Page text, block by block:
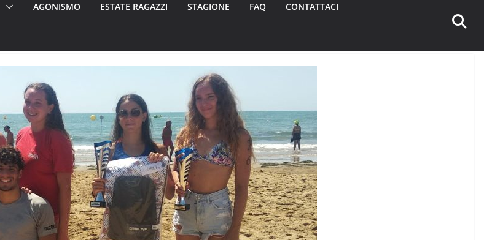
AGONISMO ESTATE RAGAZZI STAGIONE FAQ CONTATTACI